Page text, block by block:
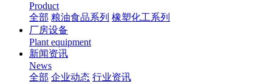
Product
全部 粮油食品系列 橡塑化工系列
厂房设备
Plant equipment
新闻资讯
News
全部 企业动态 行业资讯